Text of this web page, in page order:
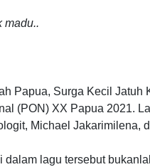
madu..
Papua, Surga Kecil
(PON) XX Papua 2021.
Michael Jakarimilena,
dalam lagu tersebut